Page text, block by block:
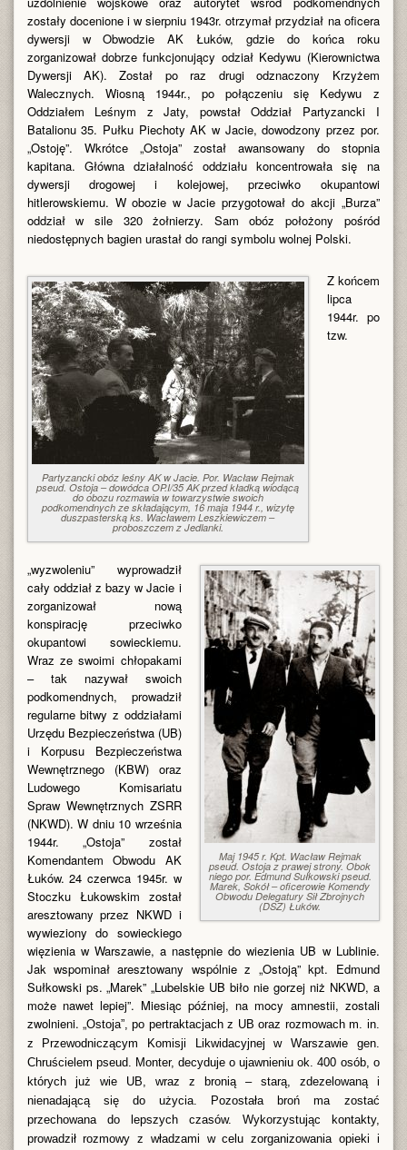
zostały docenione i w sierpniu 1943r. otrzymał przydział na oficera
dywersji w Obwodzie AK Łuków, gdzie do końca roku
zorganizował dobrze funkcjonujący odział Kedywu (Kierownictwa
Dywersji AK). Został po raz drugi odznaczony Krzyżem
Walecznych. Wiosną 1944r., po połączeniu się Kedywu z
Oddziałem Leśnym z Jaty, powstał Oddział Partyzancki I
Batalionu 35. Pułku Piechoty AK w Jacie, dowodzony przez por.
„Ostoję”. Wkrótce „Ostoja” został awansowany do stopnia
kapitana. Główna działalność oddziału koncentrowała się na
dywersji drogowej i kolejowej, przeciwko okupantowi
hitlerowskiemu. W obozie w Jacie przygotował do akcji „Burza”
oddział w sile 320 żołnierzy. Sam obóz położony pośród
niedostępnych bagien urastał do rangi symbolu wolnej Polski.
Partyzancki obóz leśny AK w Jacie. Por. Wacław Rejmak
pseud. Ostoja – dowódca OP.I/35 AK przed kładką wiodącą
do obozu rozmawia w towarzystwie swoich
podkomendnych ze składającym, 16 maja 1944 r., wizytę
duszpasterską ks. Wacławem Leszkiewiczem –
proboszczem z Jedlanki.
Maj 1945 r. Kpt. Wacław Rejmak
pseud. Ostoja z prawej strony. Obok
niego por. Edmund Sułkowski pseud.
Marek, Sokół – oficerowie Komendy
Obwodu Delegatury Sił Zbrojnych
(DSZ) Łuków.
Z końcem
lipca
1944r. po
tzw.
„wyzwoleniu” wyprowadził
cały oddział z bazy w Jacie i
zorganizował nową
konspirację przeciwko
okupantowi sowieckiemu.
Wraz ze swoimi chłopakami
– tak nazywał swoich
podkomendnych, prowadził
regularne bitwy z oddziałami
Urzędu Bezpieczeństwa (UB)
i Korpusu Bezpieczeństwa
Wewnętrznego (KBW) oraz
Ludowego Komisariatu
Spraw Wewnętrznych ZSRR
(NKWD). W dniu 10 września
1944r. „Ostoja” został
Komendantem Obwodu AK
Łuków. 24 czerwca 1945r. w
Stoczku Łukowskim został
aresztowany przez NKWD i
wywieziony do sowieckiego
więzienia w Warszawie, a następnie do wiezienia UB w Lublinie.
Jak wspominał aresztowany wspólnie z „Ostoją” kpt. Edmund
Sułkowski ps. „Marek” „Lubelskie UB biło nie gorzej niż NKWD, a
może nawet lepiej”. Miesiąc później, na mocy amnestii, zostali
zwolnieni. „Ostoja”, po pertraktacjach z UB oraz rozmowach m. in.
z Przewodniczącym Komisji Likwidacyjnej w Warszawie gen.
Chruścielem pseud. Monter, decyduje o ujawnieniu ok. 400 osób, o
których już wie UB, wraz z bronią – starą, zdezelowaną i
nienadającą się do użycia. Pozostała broń ma zostać
przechowana do lepszych czasów. Wykorzystując kontakty,
prowadził rozmowy z władzami w celu zorganizowania opieki i